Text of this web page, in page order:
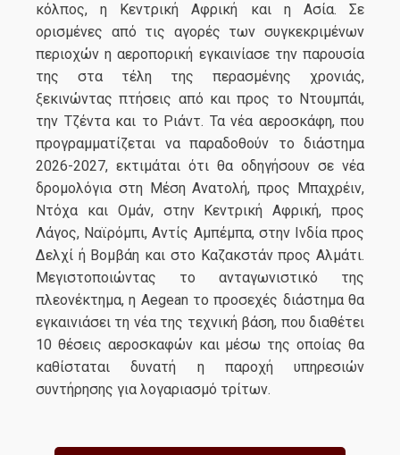
κόλπος, η Κεντρική Αφρική και η Ασία. Σε
ορισμένες από τις αγορές των συγκεκριμένων
περιοχών η αεροπορική εγκαινίασε την παρουσία
της στα τέλη της περασμένης χρονιάς,
ξεκινώντας πτήσεις από και προς το Ντουμπάι,
την Τζέντα και το Ριάντ. Τα νέα αεροσκάφη, που
προγραμματίζεται να παραδοθούν το διάστημα
2026-2027, εκτιμάται ότι θα οδηγήσουν σε νέα
δρομολόγια στη Μέση Ανατολή, προς Μπαχρέιν,
Ντόχα και Ομάν, στην Κεντρική Αφρική, προς
Λάγος, Ναϊρόμπι, Αντίς Αμπέμπα, στην Ινδία προς
Δελχί ή Βομβάη και στο Καζακστάν προς Αλμάτι.
Μεγιστοποιώντας το ανταγωνιστικό της
πλεονέκτημα, η Aegean το προσεχές διάστημα θα
εγκαινιάσει τη νέα της τεχνική βάση, που διαθέτει
10 θέσεις αεροσκαφών και μέσω της οποίας θα
καθίσταται δυνατή η παροχή υπηρεσιών
συντήρησης για λογαριασμό τρίτων.